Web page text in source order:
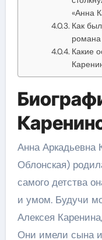
«Анна
Как
романа
Какие
Анна Аркадьевна
Облонская)
самого детства
и умом. Будучи
Алексея
Они имели сына